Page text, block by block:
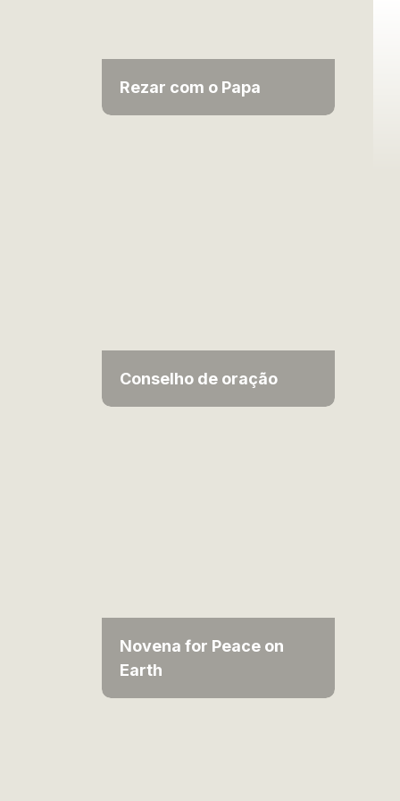
Rezar com o Papa
Conselho de oração
Novena for Peace on
Earth